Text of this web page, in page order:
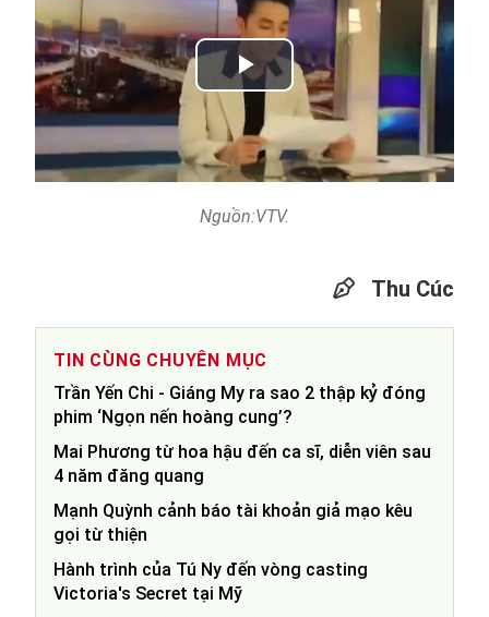
Play
Video
Nguồn:VTV.
Thu Cúc
TIN CÙNG CHUYÊN MỤC
Trần Yến Chi - Giáng My ra sao 2 thập kỷ đóng
phim ‘Ngọn nến hoàng cung’?
Mai Phương từ hoa hậu đến ca sĩ, diễn viên sau
4 năm đăng quang
Mạnh Quỳnh cảnh báo tài khoản giả mạo kêu
gọi từ thiện
Hành trình của Tú Ny đến vòng casting
Victoria's Secret tại Mỹ